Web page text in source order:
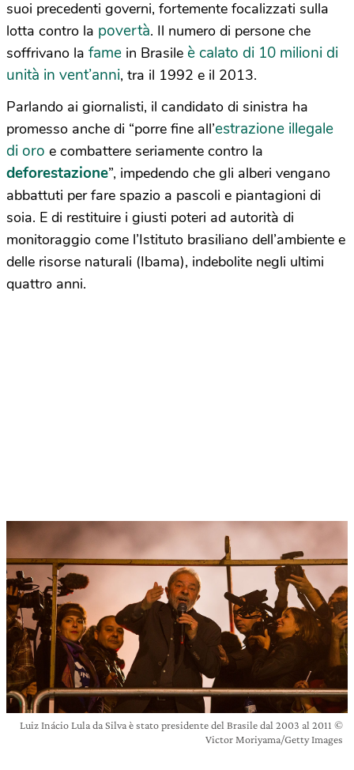
suoi precedenti governi, fortemente focalizzati sulla
lotta contro la povertà. Il numero di persone che
soffrivano la fame in Brasile è calato di 10 milioni di
unità in vent’anni, tra il 1992 e il 2013.
Parlando ai giornalisti, il candidato di sinistra ha
promesso anche di “porre fine all’estrazione illegale
di oro e combattere seriamente contro la
deforestazione”, impedendo che gli alberi vengano
abbattuti per fare spazio a pascoli e piantagioni di
soia. E di restituire i giusti poteri ad autorità di
monitoraggio come l’Istituto brasiliano dell’ambiente e
delle risorse naturali (Ibama), indebolite negli ultimi
quattro anni.
Luiz Inácio Lula da Silva è stato presidente del Brasile dal 2003 al 2011 ©
Victor Moriyama/Getty Images